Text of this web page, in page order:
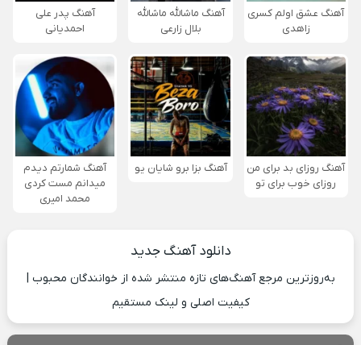
آهنگ عشق اولم کسری
زاهدی
آهنگ ماشالله ماشالله
بلال زارعی
آهنگ پدر علی
احمدیانی
آهنگ روزای بد برای من
روزای خوب برای تو
آهنگ بزا برو شایان یو
آهنگ شمارتم دیدم
میدانم مست کردی
محمد امیری
دانلود آهنگ جدید
به‌روزترین مرجع آهنگ‌های تازه منتشر شده از خوانندگان محبوب |
کیفیت اصلی و لینک مستقیم